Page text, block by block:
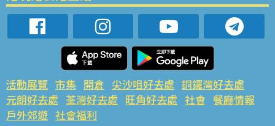
活動展覽 市集 開倉 尖沙咀好去處 銅鑼灣好去處
元朗好去處 荃灣好去處 旺角好去處 社會 餐廳情報
戶外郊遊 社會福利